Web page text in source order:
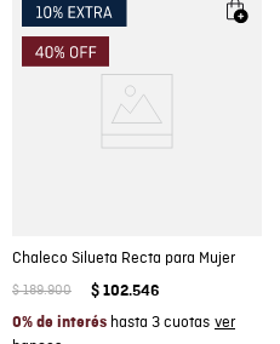
Chaleco Silueta Recta para Mujer
$ 189.900 $ 102.546
0% de interés hasta 3 cuotas